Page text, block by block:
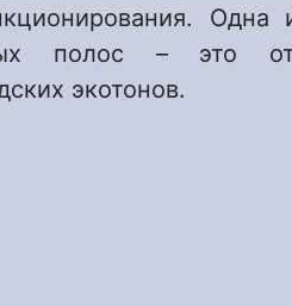
Одна
полос – это
экотонов.